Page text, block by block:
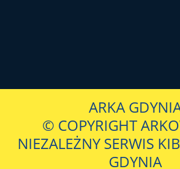
ARKA
© COPYRIGHT
NIEZALEŻNY SERWIS
GDYNIA